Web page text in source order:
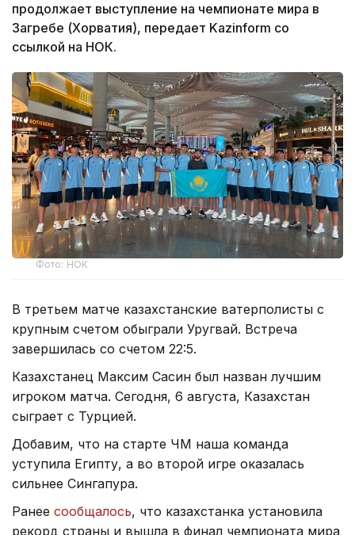
продолжает выступление на чемпионате мира в
Загребе (Хорватия), передает Kazinform со
ссылкой на НОК.
Фото: НОК
В третьем матче казахстанские ватерполисты с
крупным счетом обыграли Уругвай. Встреча
завершилась со счетом 22:5.
Казахстанец Максим Сасин был назван лучшим
игроком матча. Сегодня, 6 августа, Казахстан
сыграет с Турцией.
Добавим, что на старте ЧМ наша команда
уступила Египту, а во второй игре оказалась
сильнее Сингапура.
Ранее сообщалось, что казахстанка установила
рекорд страны и вышла в финал чемпионата мира